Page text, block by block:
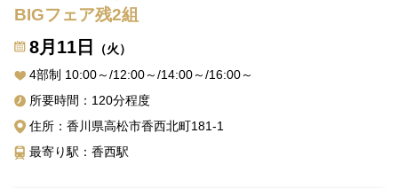
BIGフェア残2組
8月11日
（火）
4部制 10:00～/12:00～/14:00～/16:00～
所要時間：120分程度
住所：香川県高松市香西北町181-1
最寄り駅：香西駅